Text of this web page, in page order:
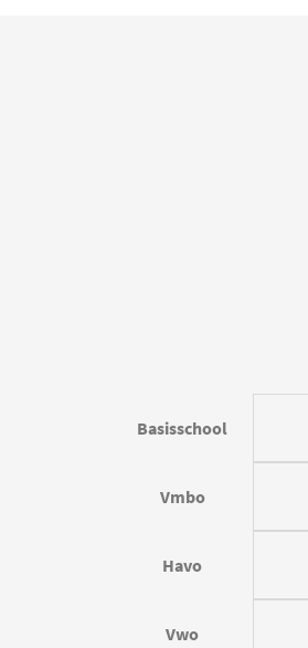
Basisschool
Vmbo
Havo
Vwo